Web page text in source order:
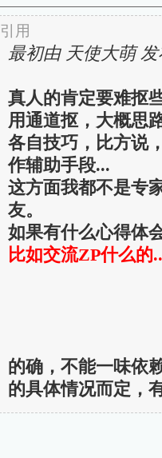
引用
最初由 天使大萌 发
真人的肯定要难抠
用通道抠，大概思
各自技巧，比方说
作辅助手段...
这方面我都不是专
友。
如果有什么心得体
比如交流ZP什么的
的确，不能一味依
的具体情况而定，